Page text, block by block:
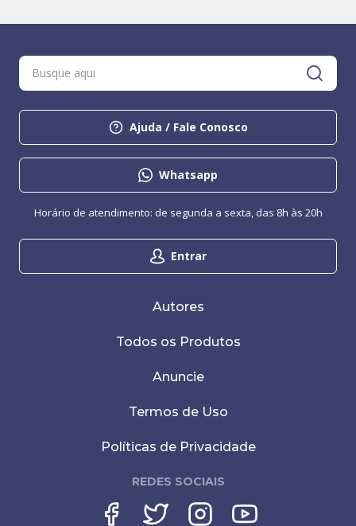
Ajuda / Fale Conosco
Whatsapp
Entrar
Horário de atendimento: de segunda a sexta, das 8h às 20h
Autores
Todos os Produtos
Anuncie
Termos de Uso
Políticas de Privacidade
REDES SOCIAIS